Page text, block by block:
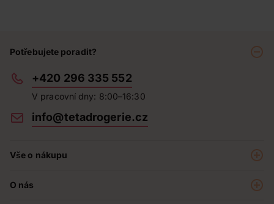
Potřebujete poradit?
+420 296 335 552
V pracovní dny: 8:00–16:30
info@tetadrogerie.cz
Vše o nákupu
O nás